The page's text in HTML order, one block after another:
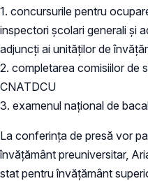
1. concursurile pentru
inspectori școlari generali și
adjuncți ai unităților de
2. completarea comisiilor de
CNATDCU
3. examenul național de
La conferința de presă vor
învățământ preuniversitar,
stat pentru învățământ